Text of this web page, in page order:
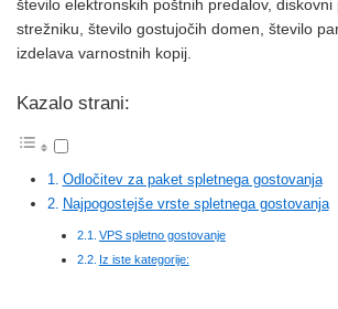
število elektronskih poštnih predalov, diskovni
strežniku, število gostujočih domen, število
izdelava varnostnih kopij.
Kazalo strani:
Odločitev za paket spletnega gostovanja
Najpogostejše vrste spletnega gostovanja
VPS spletno gostovanje
Iz iste kategorije: